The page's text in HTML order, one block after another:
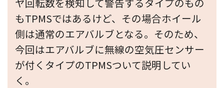
もTPMSではあるけど、その場合ホイール
側は通常のエアバルブとなる。そのため、
今回はエアバルブに無線の空気圧センサー
が付くタイプのTPMSついて説明してい
く。